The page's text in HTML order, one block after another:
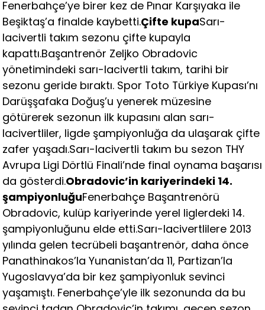
Fenerbahçe’ye birer kez de Pınar Karşıyaka ile
Beşiktaş’a finalde kaybetti.Çifte kupaSarı-
lacivertli takım sezonu çifte kupayla
kapattı.Başantrenör Zeljko Obradovic
yönetimindeki sarı-lacivertli takım, tarihi bir
sezonu geride bıraktı. Spor Toto Türkiye Kupası’nı
Darüşşafaka Doğuş’u yenerek müzesine
götürerek sezonun ilk kupasını alan sarı-
lacivertliler, ligde şampiyonluğa da ulaşarak çifte
zafer yaşadı.Sarı-lacivertli takım bu sezon THY
Avrupa Ligi Dörtlü Finali’nde final oynama başarısı
da gösterdi.Obradovic’in kariyerindeki 14.
şampiyonluğuFenerbahçe Başantrenörü
Obradovic, kulüp kariyerinde yerel liglerdeki 14.
şampiyonluğunu elde etti.Sarı-lacivertlilere 2013
yılında gelen tecrübeli başantrenör, daha önce
Panathinakos’la Yunanistan’da 11, Partizan’la
Yugoslavya’da bir kez şampiyonluk sevinci
yaşamıştı. Fenerbahçe’yle ilk sezonunda da bu